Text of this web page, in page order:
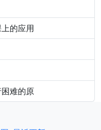
的应用
难的原